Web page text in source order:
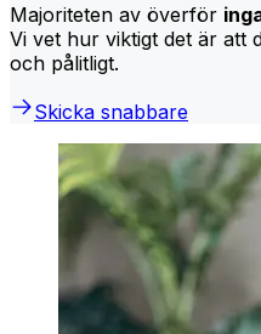
Majoriteten av överför
Vi vet hur viktigt det är att
och pålitligt.
Skicka snabbare